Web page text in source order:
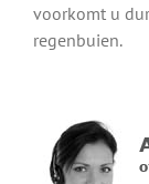
voorkomt u
regenbuien.